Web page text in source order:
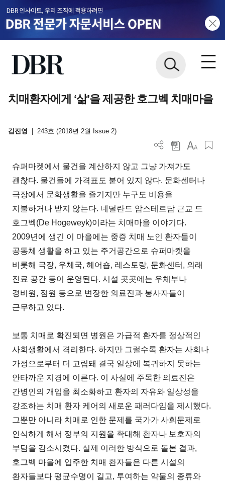
치매환자에게 ‘삶’을 제공한 호그벡 치매마을
김진영 243호 (2018년 2월 Issue 2)
슈퍼마켓에서 물건을 계산하지 않고 그냥 가져가도
괜찮다. 물건들에 가격표도 붙어 있지 않다. 문화센터나
극장에서 문화생활을 즐기지만 누구도 비용을
지불하거나 받지 않는다. 네덜란드 암스테르담 근교 드
호그벡(De Hogeweyk)이라는 치매마을 이야기다.
2009년에 생긴 이 마을에는 중증 치매 노인 환자들이
공동체 생활을 하고 있는 주거공간으로 슈퍼마켓을
비롯해 극장, 우체국, 헤어숍, 레스토랑, 문화센터, 외래
진료 공간 등이 운영된다. 시설 곳곳에는 우체부나
경비원, 점원 등으로 변장한 의료진과 봉사자들이
근무하고 있다.
보통 치매로 확진되면 병원은 가급적 환자를 정상적인
사회생활에서 격리한다. 하지만 그럴수록 환자는 사회나
가정으로부터 더 고립돼 결국 일상에 복귀하지 못하는
안타까운 지경에 이른다. 이 사실에 주목한 의료진은
간병인의 개입을 최소화하고 환자의 자유와 일상성을
강조하는 치매 환자 케어의 새로운 패러다임을 제시했다.
그뿐만 아니라 치매로 인한 문제를 국가가 사회문제로
인식하게 해서 정부의 지원을 확대해 환자나 보호자의
부담을 감소시켰다. 실제 이러한 방식으로 돌본 결과,
호그벡 마을에 입주한 치매 환자들은 다른 시설의
환자들보다 평균수명이 길고, 투여하는 약물의 종류와